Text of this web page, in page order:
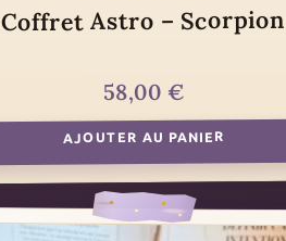
Coffret Astro – Scorpion
58,00 €
AJOUTER AU PANIER